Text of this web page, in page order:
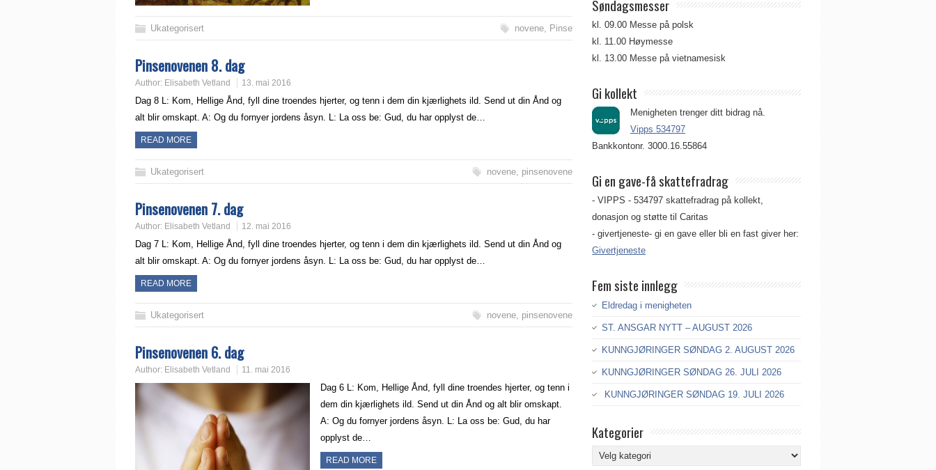
Ukategorisert novene, Pinse
Pinsenovenen 8. dag
Author: Elisabeth Vetland 13. mai 2016
Dag 8 L: Kom, Hellige Ånd, fyll dine troendes hjerter, og tenn i dem din kjærlighets ild. Send ut din Ånd og
alt blir omskapt. A: Og du fornyer jordens åsyn. L: La oss be: Gud, du har opplyst de…
READ MORE
Ukategorisert novene, pinsenovene
Pinsenovenen 7. dag
Author: Elisabeth Vetland 12. mai 2016
Dag 7 L: Kom, Hellige Ånd, fyll dine troendes hjerter, og tenn i dem din kjærlighets ild. Send ut din Ånd og
alt blir omskapt. A: Og du fornyer jordens åsyn. L: La oss be: Gud, du har opplyst de…
READ MORE
Ukategorisert novene, pinsenovene
Pinsenovenen 6. dag
Author: Elisabeth Vetland 11. mai 2016
Dag 6 L: Kom, Hellige Ånd, fyll dine troendes hjerter, og tenn i
dem din kjærlighets ild. Send ut din Ånd og alt blir omskapt.
A: Og du fornyer jordens åsyn. L: La oss be: Gud, du har
opplyst de…
READ MORE
Søndagsmesser
kl. 09.00 Messe på polsk
kl. 11.00 Høymesse
kl. 13.00 Messe på vietnamesisk
Gi kollekt
Menigheten trenger ditt bidrag nå.
Vipps 534797
Bankkontonr. 3000.16.55864
Gi en gave-få skattefradrag
- VIPPS - 534797 skattefradrag på kollekt,
donasjon og støtte til Caritas
- givertjeneste- gi en gave eller bli en fast giver her:
Givertjeneste
Fem siste innlegg
Eldredag i menigheten
ST. ANSGAR NYTT – AUGUST 2026
KUNNGJØRINGER SØNDAG 2. AUGUST 2026
KUNNGJØRINGER SØNDAG 26. JULI 2026
KUNNGJØRINGER SØNDAG 19. JULI 2026
Kategorier
Kategorier